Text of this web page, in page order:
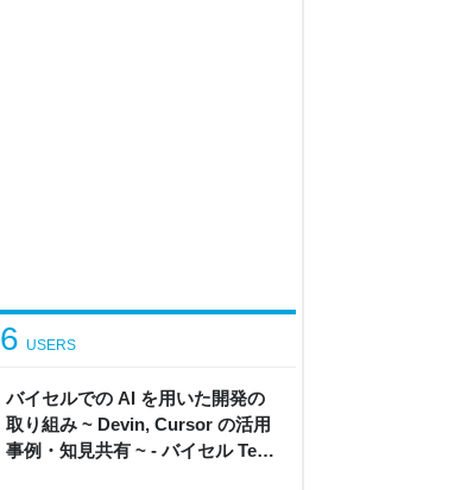
バイセルでの AI を用いた開発の
取り組み ~ Devin, Cursor の活用
事例・知見共有 ~ - バイセル Tech
6 USERS